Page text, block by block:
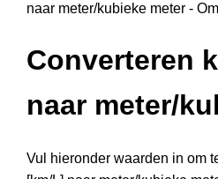
naar meter/kubieke meter -
Converteren
naar meter/
Vul hieronder waarden in om